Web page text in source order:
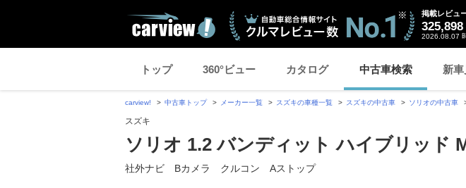
掲載レビュ
325,898
2026.08.07
トップ 360°ビュー カタログ 中古車検索 新車
carview! 中古車トップ メーカー一覧 スズキの車種一覧 スズキの中古車 ソリオの中古車
スズキ
ソリオ 1.2 バンディット ハイブリッド
社外ナビ Bカメラ クルコン Aストップ